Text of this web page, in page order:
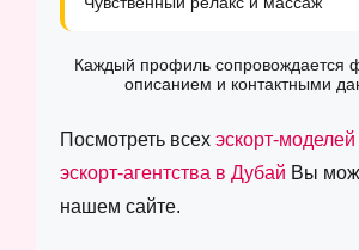
Каждый профиль сопровождается
описанием и контактными
Посмотреть всех эскорт-
эскорт-агентства в Дубай Вы
нашем сайте.